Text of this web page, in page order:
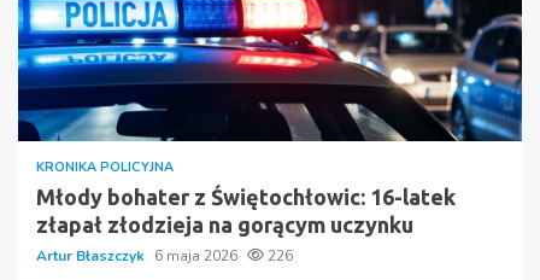
KRONIKA POLICYJNA
Młody bohater z Świętochłowic: 16-latek
złapał złodzieja na gorącym uczynku
Artur Błaszczyk 6 maja 2026 226